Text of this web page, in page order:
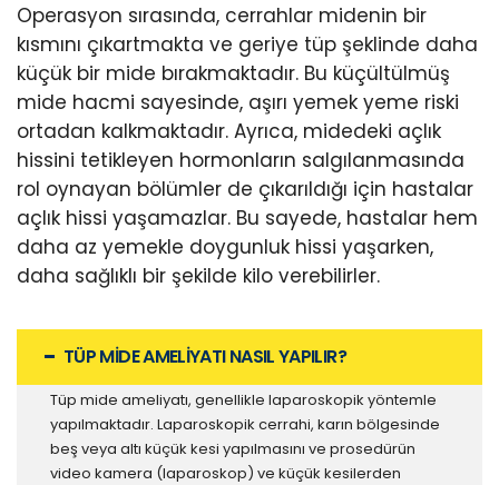
Operasyon sırasında, cerrahlar midenin bir
kısmını çıkartmakta ve geriye tüp şeklinde daha
küçük bir mide bırakmaktadır. Bu küçültülmüş
mide hacmi sayesinde, aşırı yemek yeme riski
ortadan kalkmaktadır. Ayrıca, midedeki açlık
hissini tetikleyen hormonların salgılanmasında
rol oynayan bölümler de çıkarıldığı için hastalar
açlık hissi yaşamazlar. Bu sayede, hastalar hem
daha az yemekle doygunluk hissi yaşarken,
daha sağlıklı bir şekilde kilo verebilirler.
TÜP MİDE AMELİYATI NASIL YAPILIR?
Tüp mide ameliyatı, genellikle laparoskopik yöntemle
yapılmaktadır. Laparoskopik cerrahi, karın bölgesinde
beş veya altı küçük kesi yapılmasını ve prosedürün
video kamera (laparoskop) ve küçük kesilerden